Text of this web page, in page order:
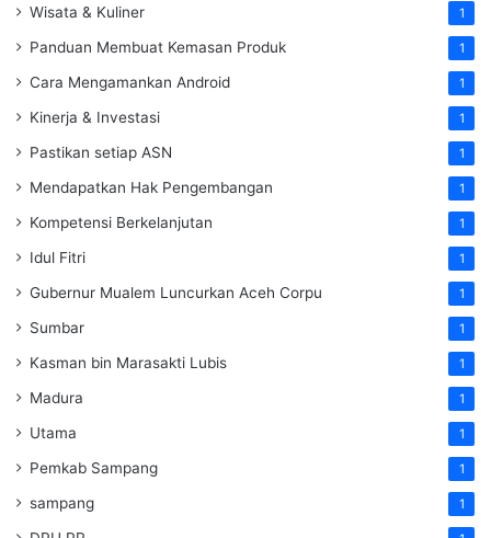
Wisata & Kuliner 1
Panduan Membuat Kemasan Produk 1
Cara Mengamankan Android 1
Kinerja & Investasi 1
Pastikan setiap ASN 1
Mendapatkan Hak Pengembangan 1
Kompetensi Berkelanjutan 1
Idul Fitri 1
Gubernur Mualem Luncurkan Aceh Corpu 1
Sumbar 1
Kasman bin Marasakti Lubis 1
Madura 1
Utama 1
Pemkab Sampang 1
sampang 1